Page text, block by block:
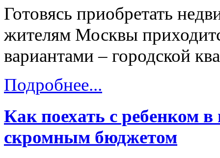
Готовясь приобретать
жителям Москвы
вариантами – городской
Подробнее...
Как поехать с ребенком
скромным бюджетом